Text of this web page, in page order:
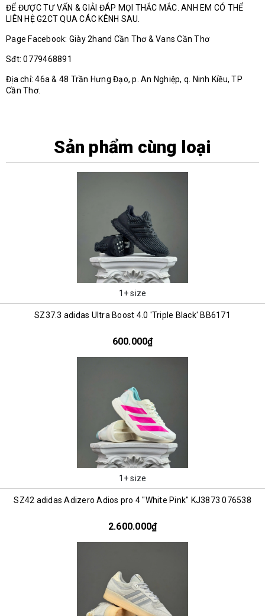
ĐỂ ĐƯỢC TƯ VẤN & GIẢI ĐÁP MỌI THẮC MẮC. ANH EM CÓ THỂ
LIÊN HỆ G2CT QUA CÁC KÊNH SAU.
Page Facebook: Giày 2hand Cần Thơ & Vans Cần Thơ
Sđt: 0779468891
Địa chỉ: 46a & 48 Trần Hưng Đạo, p. An Nghiệp, q. Ninh Kiều, TP
Cần Thơ.
Sản phẩm cùng loại
1+ size
SZ37.3 adidas Ultra Boost 4.0 'Triple Black' BB6171
600.000₫
1+ size
SZ42 adidas Adizero Adios pro 4 "White Pink" KJ3873 076538
2.600.000₫